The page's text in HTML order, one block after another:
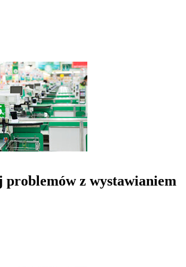
problemów z wystawianiem